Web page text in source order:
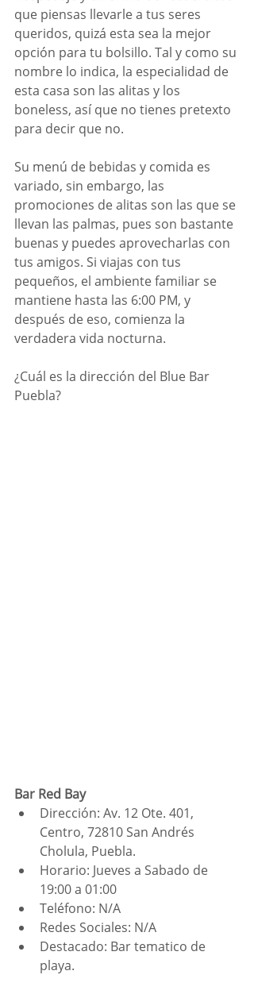
que piensas llevarle a tus seres
queridos, quizá esta sea la mejor
opción para tu bolsillo. Tal y como su
nombre lo indica, la especialidad de
esta casa son las alitas y los
boneless, así que no tienes pretexto
para decir que no.
Su menú de bebidas y comida es
variado, sin embargo, las
promociones de alitas son las que se
llevan las palmas, pues son bastante
buenas y puedes aprovecharlas con
tus amigos. Si viajas con tus
pequeños, el ambiente familiar se
mantiene hasta las 6:00 PM, y
después de eso, comienza la
verdadera vida nocturna.
¿Cuál es la dirección del Blue Bar
Puebla?
Bar Red Bay
Dirección: Av. 12 Ote. 401,
Centro, 72810 San Andrés
Cholula, Puebla.
Horario: Jueves a Sabado de
19:00 a 01:00
Teléfono: N/A
Redes Sociales: N/A
Destacado: Bar tematico de
playa.